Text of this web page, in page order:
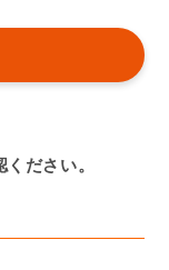
ださい。